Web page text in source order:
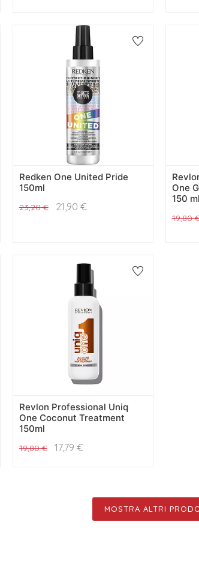
Redken One United Pride
150ml
23,20€ 21,90 €
One
150
19,80
Revlon Professional Uniq
One Coconut Treatment
150ml
19,80€ 17,79 €
MOSTRA ALTRI